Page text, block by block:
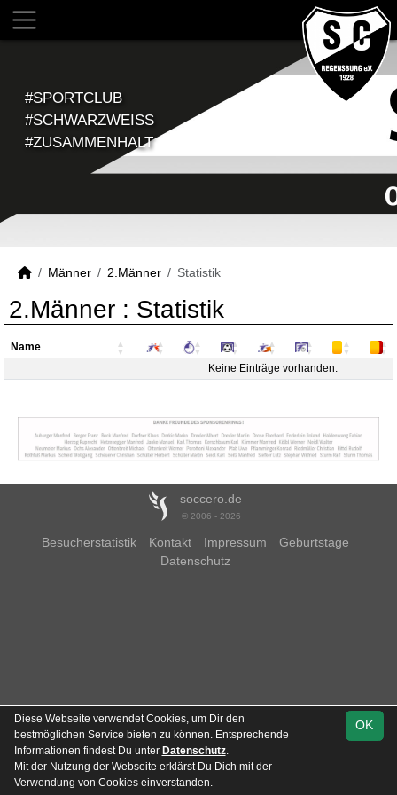
#SPORTCLUB
#SCHWARZWEISS
#ZUSAMMENHALT
Männer 2.Männer Statistik
Team
Kreisklasse
Gruppe 2
Spielplan
2.Männer : Statistik
Name
Keine Einträge vorhanden.
soccero.de
© 2006 - 2026
Besucherstatistik Kontakt Impressum
Geburtstage
Datenschutz
OK
Diese Webseite verwendet Cookies, um Dir den
bestmöglichen Service bieten zu können. Entsprechende
Informationen findest Du unter Datenschutz.
Mit der Nutzung der Webseite erklärst Du Dich mit der
Verwendung von Cookies einverstanden.